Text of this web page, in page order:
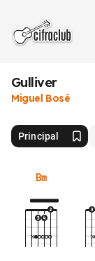
Gulliver
Miguel Bosé
Principal
Bm